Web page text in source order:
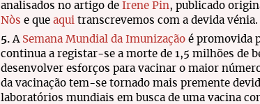
analisados no artigo de Irene Pin, publicado
Nòs e que aqui transcrevemos com a devida vénia.
5.A Semana Mundial da Imunização é promovida
continua a registar-se a morte de 1,5 milhões de
desenvolver esforços para vacinar o maior
da vacinação tem-se tornado mais premente
laboratórios mundiais em busca de uma vacina